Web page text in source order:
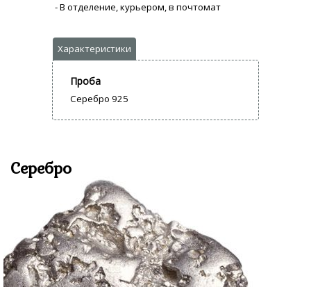
- В отделение, курьером, в почтомат
Проба
Серебро 925
Серебро